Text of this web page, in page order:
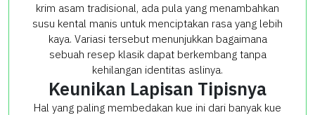
krim asam tradisional, ada pula yang menambahkan
susu kental manis untuk menciptakan rasa yang lebih
kaya. Variasi tersebut menunjukkan bagaimana
sebuah resep klasik dapat berkembang tanpa
kehilangan identitas aslinya.
Keunikan Lapisan Tipisnya
Hal yang paling membedakan kue ini dari banyak kue